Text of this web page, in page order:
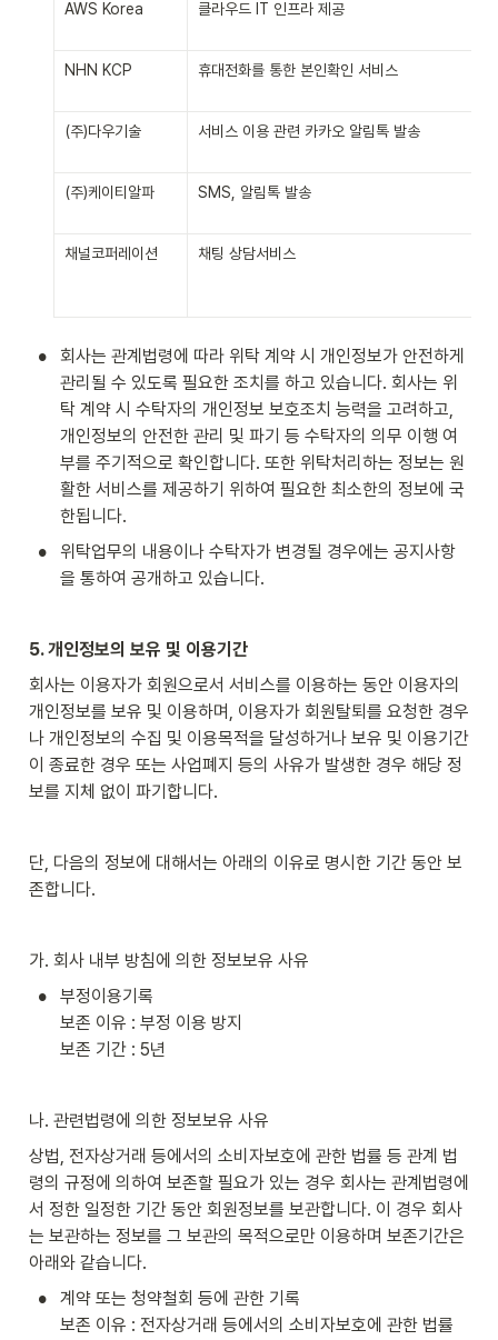
AWS Korea 클라우드 IT 인프라 제공
NHN KCP 휴대전화를 통한 본인확인 서비스
(주)다우기술 서비스 이용 관련 카카오 알림톡 발송
(주)케이티알파 SMS, 알림톡 발송
채널코퍼레이션 채팅 상담서비스
•
회사는 관계법령에 따라 위탁 계약 시 개인정보가 안전하게
관리될 수 있도록 필요한 조치를 하고 있습니다. 회사는 위
탁 계약 시 수탁자의 개인정보 보호조치 능력을 고려하고,
개인정보의 안전한 관리 및 파기 등 수탁자의 의무 이행 여
부를 주기적으로 확인합니다. 또한 위탁처리하는 정보는 원
활한 서비스를 제공하기 위하여 필요한 최소한의 정보에 국
한됩니다.
•
위탁업무의 내용이나 수탁자가 변경될 경우에는 공지사항
을 통하여 공개하고 있습니다.
5. 개인정보의 보유 및 이용기간
회사는 이용자가 회원으로서 서비스를 이용하는 동안 이용자의
개인정보를 보유 및 이용하며, 이용자가 회원탈퇴를 요청한 경우
나 개인정보의 수집 및 이용목적을 달성하거나 보유 및 이용기간
이 종료한 경우 또는 사업폐지 등의 사유가 발생한 경우 해당 정
보를 지체 없이 파기합니다.
단, 다음의 정보에 대해서는 아래의 이유로 명시한 기간 동안 보
존합니다.
가. 회사 내부 방침에 의한 정보보유 사유
•
부정이용기록
보존 이유 : 부정 이용 방지
보존 기간 : 5년
나. 관련법령에 의한 정보보유 사유
상법, 전자상거래 등에서의 소비자보호에 관한 법률 등 관계 법
령의 규정에 의하여 보존할 필요가 있는 경우 회사는 관계법령에
서 정한 일정한 기간 동안 회원정보를 보관합니다. 이 경우 회사
는 보관하는 정보를 그 보관의 목적으로만 이용하며 보존기간은
아래와 같습니다.
•
계약 또는 청약철회 등에 관한 기록
보존 이유 : 전자상거래 등에서의 소비자보호에 관한 법률